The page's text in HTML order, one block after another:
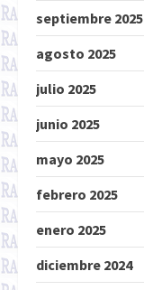
septiembre 2025
agosto 2025
julio 2025
junio 2025
mayo 2025
febrero 2025
enero 2025
diciembre 2024